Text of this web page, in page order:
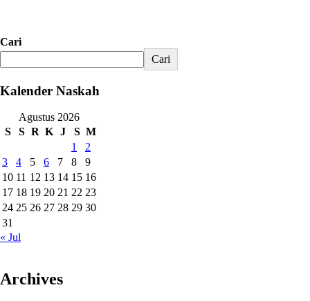
Cari
Cari
Kalender Naskah
Agustus 2026
S
S R K J S M
1
2
3
4 5 6 7 8
9
10 11 12 13 14 15 16
17 18 19 20 21 22 23
24 25 26 27 28 29 30
31
« Jul
Archives